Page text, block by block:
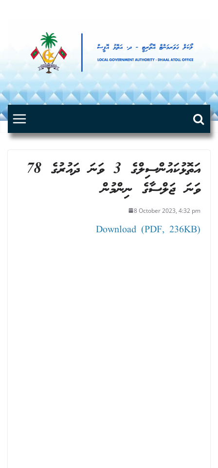
އަތޮޅުކައުންސިލްގެ 3 ވަނަ ދައުރުގެ 78
ވަނަ ޖަލްސާގެ ނިންމުން
8 October 2023, 4:32 pm
Download (PDF, 236KB)